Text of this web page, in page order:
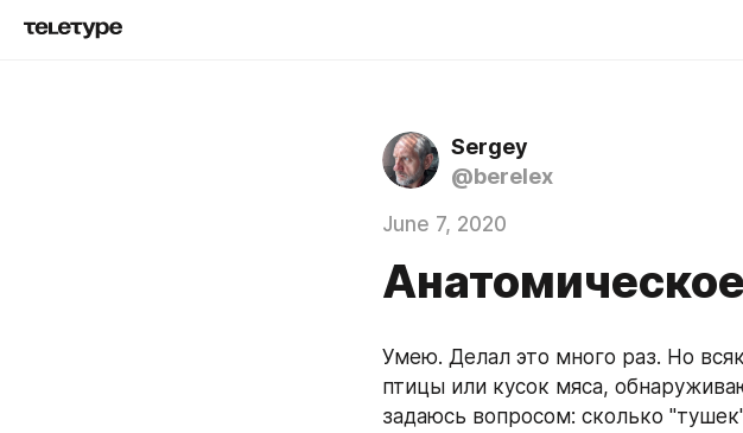
Sergey
@berelex
June 7, 2020
Анатомическое
Умею. Делал это много раз. Но
птицы или кусок мяса,
задаюсь вопросом: сколько